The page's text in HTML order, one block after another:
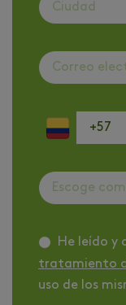
Ciudad
Escoge
He leído y
tratamiento
uso de los